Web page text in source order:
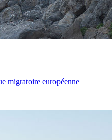
migratoire européenne